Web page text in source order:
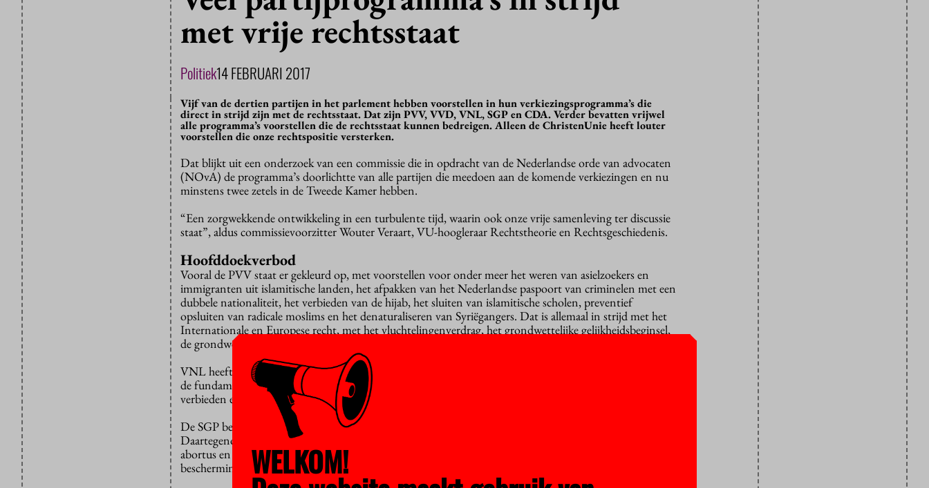
met vrije rechtsstaat
Politiek14 FEBRUARI 2017
Vijf van de dertien partijen in het parlement hebben voorstellen in hun verkiezingsprogramma’s die
direct in strijd zijn met de rechtsstaat. Dat zijn PVV, VVD, VNL, SGP en CDA. Verder bevatten vrijwel
alle programma’s voorstellen die de rechtsstaat kunnen bedreigen. Alleen de ChristenUnie heeft louter
voorstellen die onze rechtspositie versterken.
Dat blijkt uit een onderzoek van een commissie die in opdracht van de Nederlandse orde van advocaten
(NOvA) de programma’s doorlichtte van alle partijen die meedoen aan de komende verkiezingen en nu
minstens twee zetels in de Tweede Kamer hebben.
“Een zorgwekkende ontwikkeling in een turbulente tijd, waarin ook onze vrije samenleving ter discussie
staat”, aldus commissievoorzitter Wouter Veraart, VU-hoogleraar Rechtstheorie en Rechtsgeschiedenis.
Hoofddoekverbod
Vooral de PVV staat er gekleurd op, met voorstellen voor onder meer het weren van asielzoekers en
immigranten uit islamitische landen, het afpakken van het Nederlandse paspoort van criminelen met een
dubbele nationaliteit, het verbieden van de hijab, het sluiten van islamitische scholen, preventief
opsluiten van radicale moslims en het denaturaliseren van Syriëgangers. Dat is allemaal in strijd met het
Internationale en Europese recht, met het vluchtelingenverdrag, het grondwettelijke gelijkheidsbeginsel,
de grondwettelijke godsdienstvrijheid en het recht op een behoorlijk proces, zegt de commissie.
VNL heeft soortgelijke discriminerende voorstellen jegens moslims en jihadisten en de VVD morrelt aan
de fundamentele mensenrechten. Het CDA wil financiering van moskees met buitenlands geld
verbieden en discrimineert moslims dus ten opzichte van andere levensbeschouwingen.
De SGP bedreigt het zelfbeschikkingsrecht van de vrouw met een volledig abortusverbod.
Daartegenover staat GroenLinks, die zich volgens de commissie in gevaarlijk vaarwater begeeft door
abortus en euthanasie helemaal uit het wetboek van strafrecht te halen, zonder iets te zeggen over de
bescherming van het recht op leven van kwetsbare ouderen en het ongeboren kind.
WELKOM!